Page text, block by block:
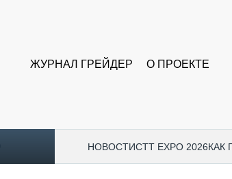
ЖУРНАЛ ГРЕЙДЕР О ПРОЕКТЕ
НОВОСТИCTT EXPO 2026КАК